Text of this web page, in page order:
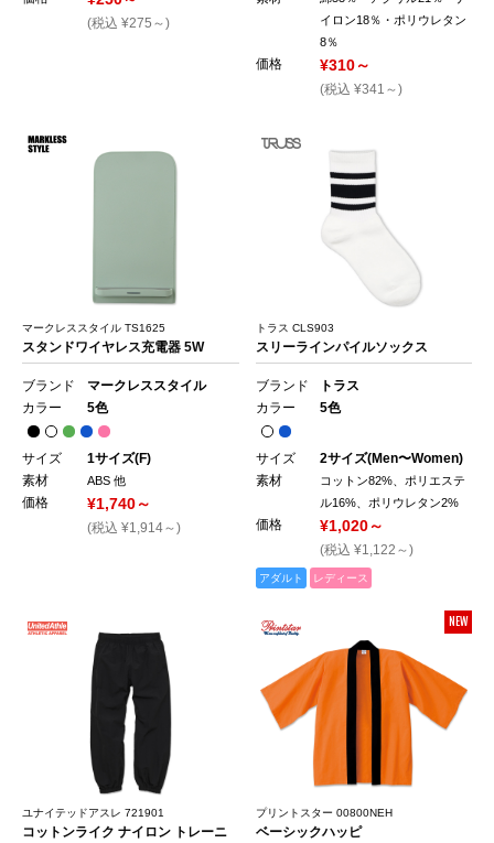
(税込 ¥275～)
イロン18％・ポリウレタン
8％
価格 ¥310～
(税込 ¥341～)
マークレススタイル TS1625
スタンドワイヤレス充電器 5W
ブランド
マークレススタイル
カラー
5色
サイズ
1サイズ(F)
素材
ABS 他
価格 ¥1,740～
(税込 ¥1,914～)
トラス CLS903
スリーラインパイルソックス
ブランド
トラス
カラー
5色
サイズ
2サイズ(Men〜Women)
素材
コットン82%、ポリエステ
ル16%、ポリウレタン2%
価格 ¥1,020～
(税込 ¥1,122～)
アダルト レディース
ユナイテッドアスレ 721901
コットンライク ナイロン トレーニ
NEW
プリントスター 00800NEH
ベーシックハッピ